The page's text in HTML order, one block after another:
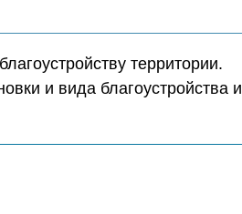
территории.
и вида благоустройства и